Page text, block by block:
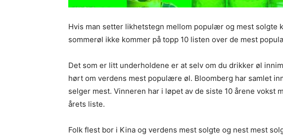
Hvis man setter likhetstegn mellom populær og mest solgte
sommerøl ikke kommer på topp 10 listen over de mest
Det som er litt underholdene er at selv om du drikker øl
hørt om verdens mest populære øl. Bloomberg har samlet
selger mest. Vinneren har i løpet av de siste 10 årene vokst
årets liste.
Folk flest bor i Kina og verdens mest solgte og nest mest